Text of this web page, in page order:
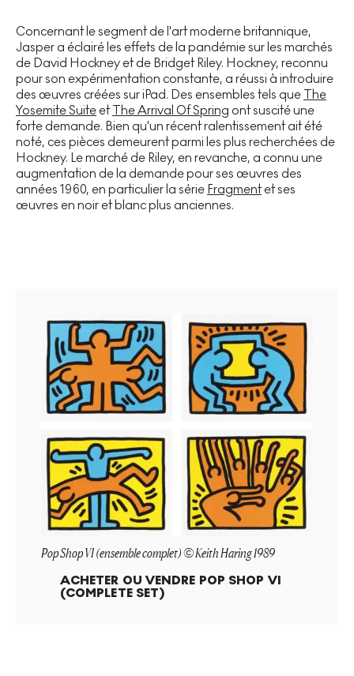
Concernant le segment de l'art moderne britannique,
Jasper a éclairé les effets de la pandémie sur les marchés
de David Hockney et de Bridget Riley. Hockney, reconnu
pour son expérimentation constante, a réussi à introduire
des œuvres créées sur iPad. Des ensembles tels que The
Yosemite Suite etThe Arrival Of Spring ont suscité une
forte demande. Bien qu'un récent ralentissement ait été
noté, ces pièces demeurent parmi les plus recherchées de
Hockney. Le marché de Riley, en revanche, a connu une
augmentation de la demande pour ses œuvres des
années 1960, en particulier la série Fragmentet ses
œuvres en noir et blanc plus anciennes.
Pop Shop VI (ensemble complet) © Keith Haring 1989
ACHETER OU VENDRE POP SHOP VI
(COMPLETE SET)